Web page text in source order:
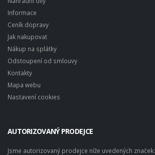
Informace
Ceník dopravy
Jak nakupovat
Nákup na splátky
Odstoupení od smlouvy
Kontakty
Mapa webu
Nastavení cookies
AUTORIZOVANÝ PRODEJCE
Jsme autorizovaný prodejce níže uvedených značek: